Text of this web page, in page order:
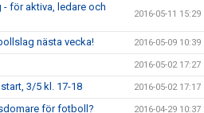
för aktiva, ledare och
2016-05-11 15:29
nästa vecka! 2016-05-09 10:39
2016-05-02 17:27
3/5 kl. 17-18 2016-05-02 17:17
för fotboll? 2016-04-29 10:37